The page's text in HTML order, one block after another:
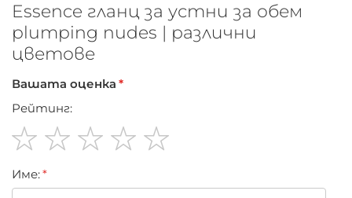
Essence гланц за устни за обем
plumping nudes | различни
цветове
Вашата оценка
Рейтинг:
star
stars
stars
stars
stars
Име: